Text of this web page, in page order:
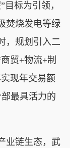
标为引领，
焚烧发电等绿
，规划引入二
贸+物流+制
现年交易额
最具活力的
链生态，武